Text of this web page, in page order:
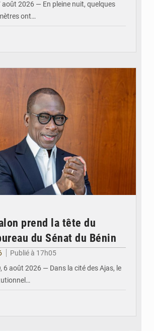
août 2026 — En pleine nuit, quelques
ont…
prend la tête du
du Sénat du Bénin
Publié à 17h05
6 août 2026 — Dans la cité des Ajas, le